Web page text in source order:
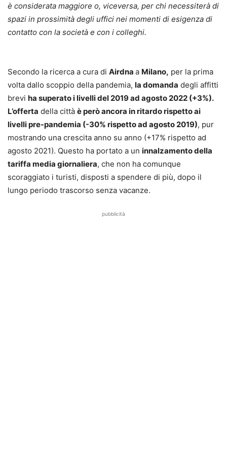
è considerata maggiore o, viceversa, per chi necessiterà di
spazi in prossimità degli uffici nei momenti di esigenza di
contatto con la società e con i colleghi.
Secondo la ricerca a cura di Airdna a Milano, per la prima
volta dallo scoppio della pandemia, la domanda degli affitti
brevi ha superato i livelli del 2019 ad agosto 2022 (+3%).
L’offerta della città è però ancora in ritardo rispetto ai
livelli pre-pandemia (-30% rispetto ad agosto 2019), pur
mostrando una crescita anno su anno (+17% rispetto ad
agosto 2021). Questo ha portato a un innalzamento della
tariffa media giornaliera, che non ha comunque
scoraggiato i turisti, disposti a spendere di più, dopo il
lungo periodo trascorso senza vacanze.
pubblicità